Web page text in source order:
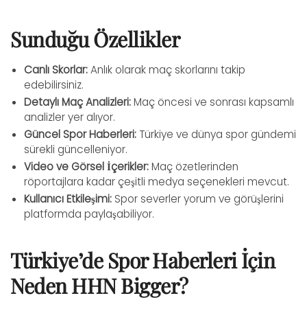
Sunduğu Özellikler
Canlı Skorlar:Anlık olarak maç skorlarını takip
edebilirsiniz.
Detaylı Maç Analizleri:Maç öncesi ve sonrası kapsamlı
analizler yer alıyor.
Güncel Spor Haberleri: Türkiye ve dünya spor gündemi
sürekli güncelleniyor.
Video ve Görsel İçerikler:Maç özetlerinden
röportajlara kadar çeşitli medya seçenekleri mevcut.
Kullanıcı Etkileşimi: Spor severler yorum ve görüşlerini
platformda paylaşabiliyor.
Türkiye’de Spor Haberleri İçin
Neden HHN Bigger?